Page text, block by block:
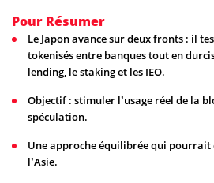
Pour Résumer
Le Japon avance sur deux fronts : il
tokenisés entre banques tout en
lending, le staking et les IEO.
Objectif : stimuler l’usage réel de la
spéculation.
Une approche équilibrée qui
l’Asie.